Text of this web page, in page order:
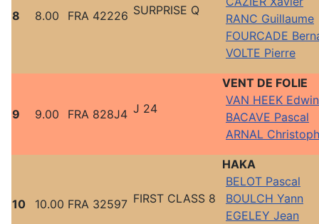
8 8.00 FRA 42226 SURPRISE Q
RANC Guillaume
FOURCADE
VOLTE Pierre
9 9.00 FRA 828J4 J 24
VENT DE FOLIE
VAN HEEK Edwin
BACAVE Pascal
ARNAL
10 10.00 FRA 32597 FIRST CLASS 8
HAKA
BELOT Pascal
BOULCH Yann
EGELEY Jean